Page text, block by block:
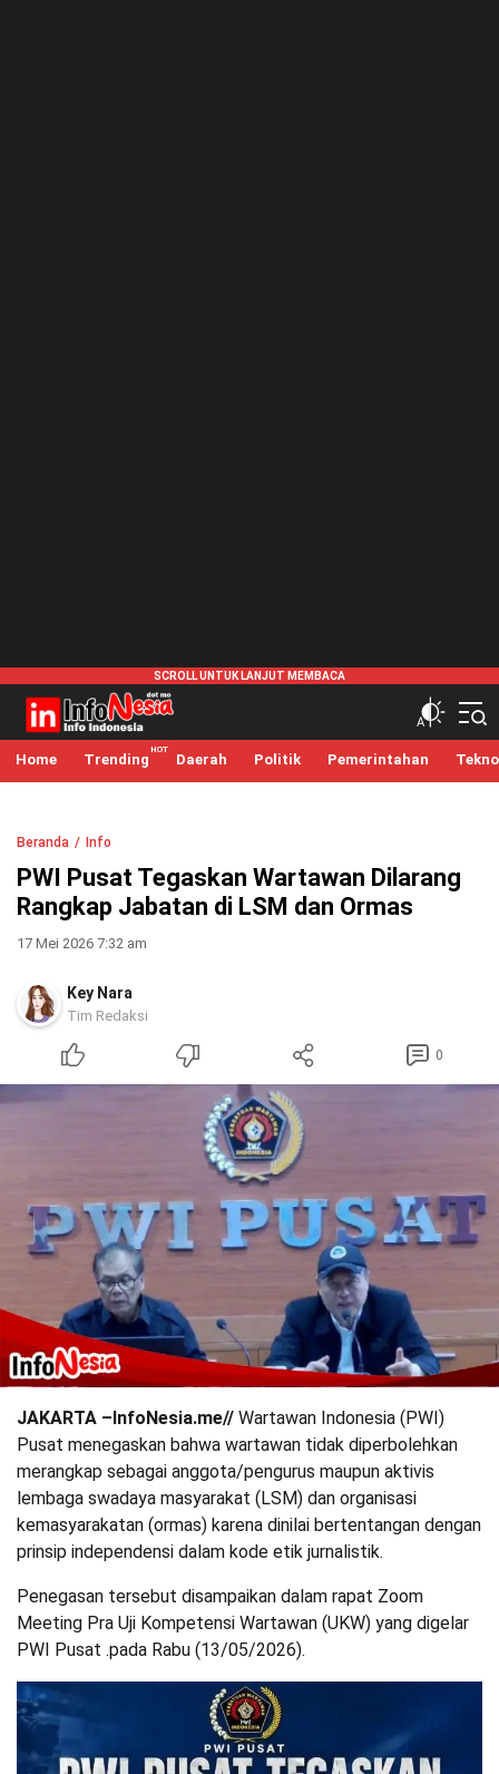
infonesia.me
Info Indonesia
Home Trending Daerah Politik Pemerintahan Tekno
Beranda Info
PWI Pusat Tegaskan Wartawan Dilarang
Rangkap Jabatan di LSM dan Ormas
17 Mei 2026 7:32 am
Key Nara
Tim Redaksi
0
JAKARTA –InfoNesia.me// Wartawan Indonesia (PWI)
Pusat menegaskan bahwa wartawan tidak diperbolehkan
merangkap sebagai anggota/pengurus maupun aktivis
lembaga swadaya masyarakat (LSM) dan organisasi
kemasyarakatan (ormas) karena dinilai bertentangan dengan
prinsip independensi dalam kode etik jurnalistik.
Penegasan tersebut disampaikan dalam rapat Zoom
Meeting Pra Uji Kompetensi Wartawan (UKW) yang digelar
PWI Pusat .pada Rabu (13/05/2026).